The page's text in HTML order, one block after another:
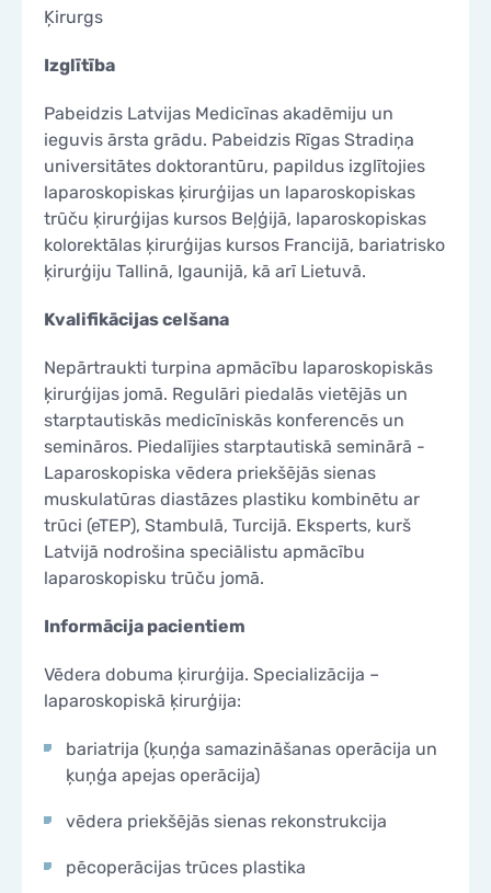
KONTAKTI
Ķirurgs
Izglītība
Pabeidzis Latvijas Medicīnas akadēmiju un
ieguvis ārsta grādu. Pabeidzis Rīgas Stradiņa
universitātes doktorantūru, papildus izglītojies
laparoskopiskas ķirurģijas un laparoskopiskas
trūču ķirurģijas kursos Beļģijā, laparoskopiskas
kolorektālas ķirurģijas kursos Francijā, bariatrisko
ķirurģiju Tallinā, Igaunijā, kā arī Lietuvā.
Kvalifikācijas celšana
Nepārtraukti turpina apmācību laparoskopiskās
ķirurģijas jomā. Regulāri piedalās vietējās un
starptautiskās medicīniskās konferencēs un
semināros. Piedalījies starptautiskā seminārā -
Laparoskopiska vēdera priekšējās sienas
muskulatūras diastāzes plastiku kombinētu ar
trūci (eTEP), Stambulā, Turcijā. Eksperts, kurš
Latvijā nodrošina speciālistu apmācību
laparoskopisku trūču jomā.
Informācija pacientiem
Vēdera dobuma ķirurģija. Specializācija –
laparoskopiskā ķirurģija:
bariatrija (ķuņģa samazināšanas operācija un
ķuņģa apejas operācija)
vēdera priekšējās sienas rekonstrukcija
pēcoperācijas trūces plastika